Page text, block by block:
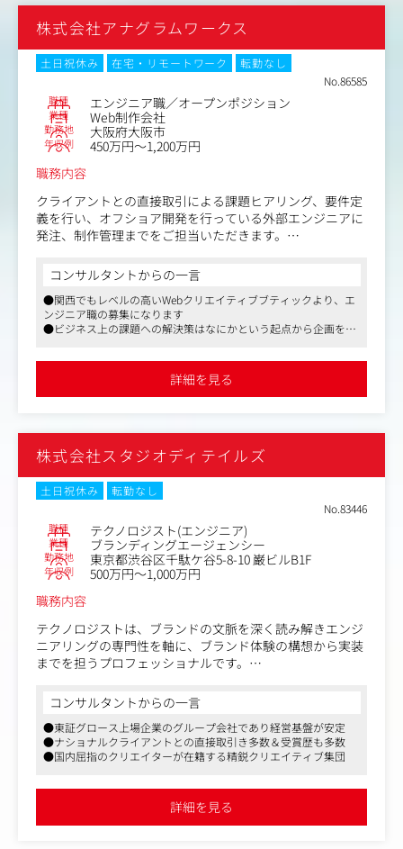
株式会社アナグラムワークス
土日祝休み 在宅・リモートワーク
転勤なし
No.86585
職種 エンジニア職／オープンポジション
業種 Web制作会社
勤務地 大阪府大阪市
年収例
450万円～1,200万円
職務内容
クライアントとの直接取引による課題ヒアリング、要件定
義を行い、オフショア開発を行っている外部エンジニアに
発注、制作管理までをご担当いただきます。
規模により社内でプログラム・テスト・リリースまでの開
発を完結する事もございます。
＜業務内容一例＞
・クライアントとの折衝・要件ヒアリング
・外部に開発依頼を行うための言語化（ベトナムの開発企
業に向けたコミュニケーション）
など
案件はクライアントから直接受けているものが9割以上を
代理店経由の案件も、課題ヒアリング・戦略立案段階から
入れる案件のみ対応。
BtoC / BtoBにおける中・大規模サイトの構築および運用保
守・開発で実績多数ございます。案件規模は数百万円～最
大5,000万円前後、平均で約1200万円規模。
コンサルタントからの一言
●関西でもレベルの高いWebクリエイティブブティックより、エ
ンジニア職の募集になります
●ビジネス上の課題への解決策はなにかという起点から企画をし
●クリエイティブ系の会社のなかでは残業時間が少なめで、平均
的な退社時間は20:00くらいです詳細を見る
株式会社スタジオディテイルズ
土日祝休み
転勤なし
No.83446
職種 テクノロジスト(エンジニア)
業種 ブランディングエージェンシー
勤務地 東京都渋谷区千駄ケ谷5-8-10 巌ビルB1F
年収例
500万円～1,000万円
職務内容
テクノロジストは、ブランドの文脈を深く読み解きエンジ
ニアリングの専門性を軸に、ブランド体験の構想から実装
までを担うプロフェッショナルです。
技術的観点からブランド課題や事業目標に対する解を構想
し、高精度なプロトタイプで体験を可視化。
ステークホルダーの意思決定を支え、プロジェクトを前進
させる推進力を担う。
戦略を体験へ、体験を仕組みへとつなぎ、技術を通じてブ
これらがミッションとなります。
コンサルタントからの一言
●東証グロース上場企業のグループ会社であり経営基盤が安定
●ナショナルクライアントとの直接取引き多数＆受賞歴も多数
●国内屈指のクリエイターが在籍する精鋭クリエイティブ集団
詳細を見る